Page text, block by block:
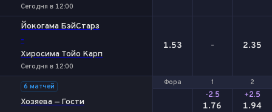
Сегодня в 12:00
Йокогама БэйСтарз
-
Хиросима Тойо Карп
Сегодня в 12:00
1.53 - 2.35
Фора 1 2
6 матчей
Хозяева — Гости
Фора 1 2
-2.5
1.76
+2.5
1.94